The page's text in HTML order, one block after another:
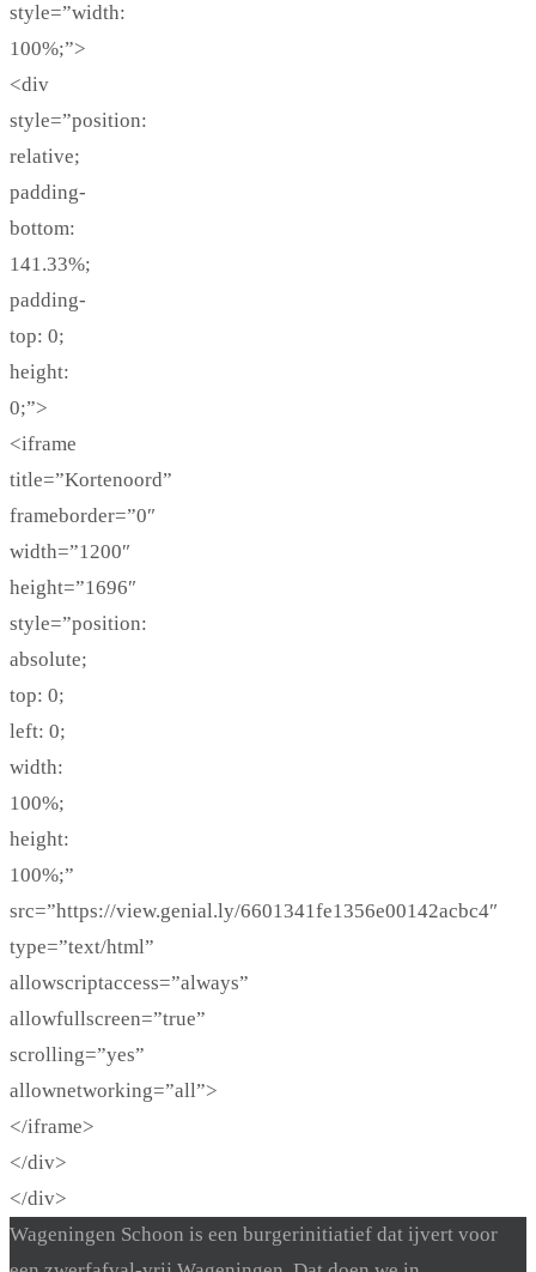
style=”width:
100%;”>
<div
style=”position:
relative;
padding-
bottom:
141.33%;
padding-
top: 0;
height:
0;”>
<iframe
title=”Kortenoord”
frameborder=”0″
width=”1200″
height=”1696″
style=”position:
absolute;
top: 0;
left: 0;
width:
100%;
height:
100%;”
src=”https://view.genial.ly/6601341fe1356e00142acbc4″
type=”text/html”
allowscriptaccess=”always”
allowfullscreen=”true”
scrolling=”yes”
allownetworking=”all”>
</iframe>
</div>
</div>
Wageningen Schoon is een burgerinitiatief dat ijvert voor